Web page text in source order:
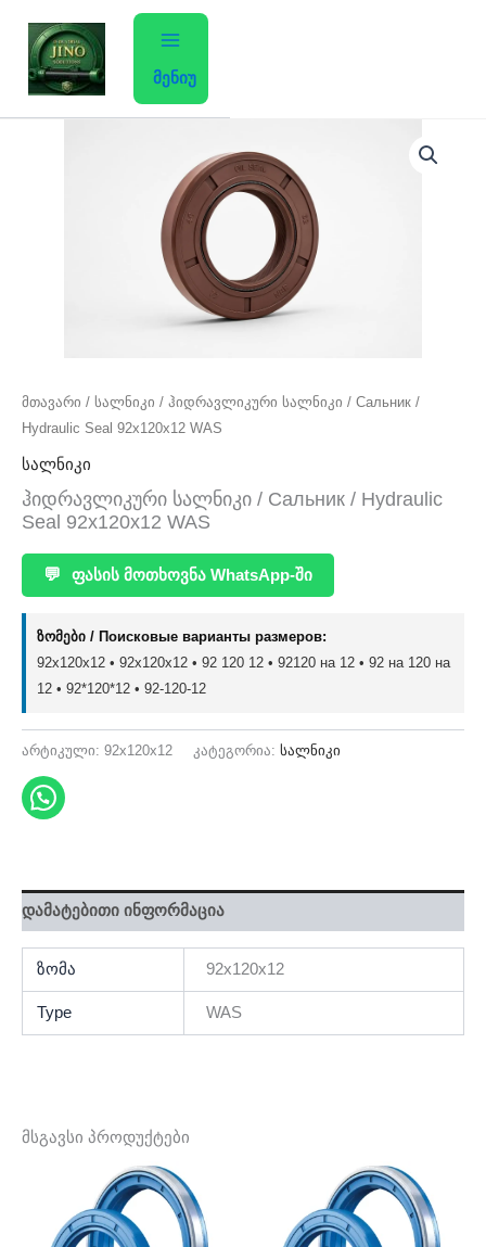
content
მენიუ
მთავარი / სალნიკი / ჰიდრავლიკური სალნიკი / Сальник /
Hydraulic Seal 92x120x12 WAS
სალნიკი
ჰიდრავლიკური სალნიკი / Сальник / Hydraulic
Seal 92x120x12 WAS
💬 ფასის მოთხოვნა WhatsApp-ში
ზომები / Поисковые варианты размеров:
92x120x12 • 92х120х12 • 92 120 12 • 92120 на 12 • 92 на 120 на
12 • 92*120*12 • 92-120-12
არტიკული: 92x120x12 კატეგორია: სალნიკი
დამატებითი ინფორმაცია
ზომა 92x120x12
Type WAS
მსგავსი პროდუქტები